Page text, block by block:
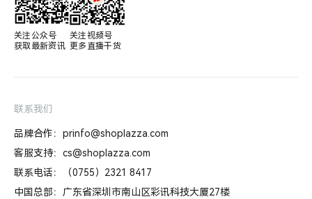
关注公众号
获取最新资讯
关注视频号
更多直播干货
联系我们
品牌合作：prinfo@shoplazza.com
客服支持：cs@shoplazza.com
联系电话：（0755）2321 8417
中国总部：广东省深圳市南山区彩讯科技大厦27楼